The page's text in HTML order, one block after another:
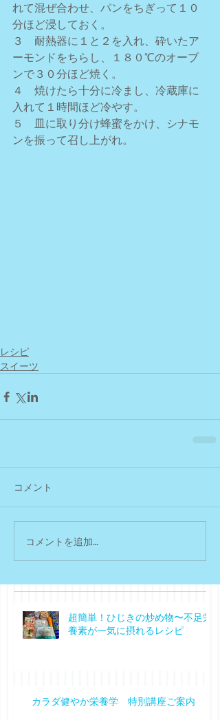
れて混ぜ合わせ、パンをちぎって１０
分ほど浸しておく。
３　耐熱器に１と２を入れ、砕いたア
ーモンドをちらし、１８０℃のオーブ
ンで３０分ほど焼く。
４　焼けたら十分に冷まし、冷蔵庫に
入れて１時間ほど冷やす。
５　皿に取り分け蜂蜜をかけ、シナモ
ンを振って召し上がれ。
レシピ
スイーツ
コメント
コメントを追加…
超簡単！ひじきの炒め物〜不足栄
養素が一気に摂れるレシピ
カラダ健やか栄養学 特別講座ご案内